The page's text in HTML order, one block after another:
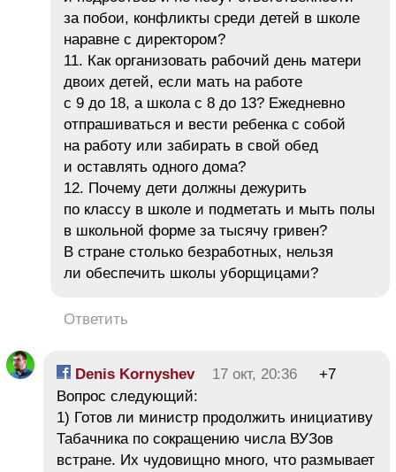
за побои, конфликты среди детей в школе
наравне с директором?
11. Как организовать рабочий день матери
двоих детей, если мать на работе
с 9 до 18, а школа с 8 до 13? Ежедневно
отпрашиваться и вести ребенка с собой
на работу или забирать в свой обед
и оставлять одного дома?
12. Почему дети должны дежурить
по классу в школе и подметать и мыть полы
в школьной форме за тысячу гривен?
В стране столько безработных, нельзя
ли обеспечить школы уборщицами?
Ответить
Denis Kornyshev 17 окт, 20:36
+7
Вопрос следующий:
1) Готов ли министр продолжить инициативу
Табачника по сокращению числа ВУЗов
встране. Их чудовищно много, что размывает